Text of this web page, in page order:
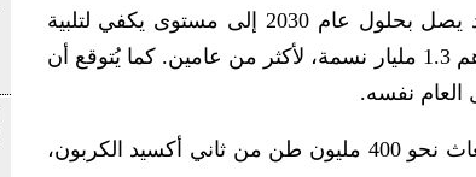
ووفقا للتقرير، فإن استهلاك الكهرباء المرتبط بالذكاء الاصطناعي قد يصل بحلول عام 2030 إلى مستوى يكفي لتلبية
احتياجات الكهرباء السكنية لسكان إفريقيا جنوب الصحراء، البالغ عددهم 1.3 مليار نسمة، لأكثر من عامين. كما يُتوقع أن
العام نفسه.
وأضاف التقرير أن إنتاج هذه الكميات من الكهرباء قد يتسبب في انبعاث نحو 400 مليون طن من ثاني أكسيد الكربون،